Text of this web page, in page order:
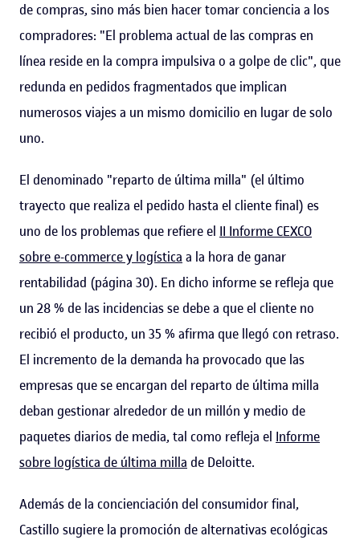
de compras, sino más bien hacer tomar conciencia a los
compradores: "El problema actual de las compras en
línea reside en la compra impulsiva o a golpe de clic", que
redunda en pedidos fragmentados que implican
numerosos viajes a un mismo domicilio en lugar de solo
uno.
El denominado "reparto de última milla" (el último
trayecto que realiza el pedido hasta el cliente final) es
uno de los problemas que refiere el II Informe CEXCO
sobre e-commerce y logística a la hora de ganar
rentabilidad (página 30). En dicho informe se refleja que
un 28 % de las incidencias se debe a que el cliente no
recibió el producto, un 35 % afirma que llegó con retraso.
El incremento de la demanda ha provocado que las
empresas que se encargan del reparto de última milla
deban gestionar alrededor de un millón y medio de
paquetes diarios de media, tal como refleja el Informe
sobre logística de última milla de Deloitte.
Además de la concienciación del consumidor final,
Castillo sugiere la promoción de alternativas ecológicas